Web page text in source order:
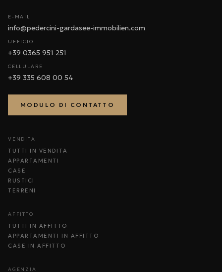
E-MAIL
info@pedercini-gardasee-immobilien.com
UFFICIO
+39 0365 951 251
CELLULARE
+39 335 608 00 54
MODULO DI CONTATTO
VENDITA
TUTTI IN VENDITA
APPARTAMENTI
CASE
RUSTICI
TERRENI
AFFITTO
TUTTI IN AFFITTO
APPARTAMENTI IN AFFITTO
CASE IN AFFITTO
AGENZIA